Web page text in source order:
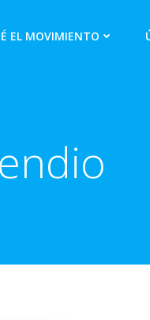
EL MOVIMIENTO